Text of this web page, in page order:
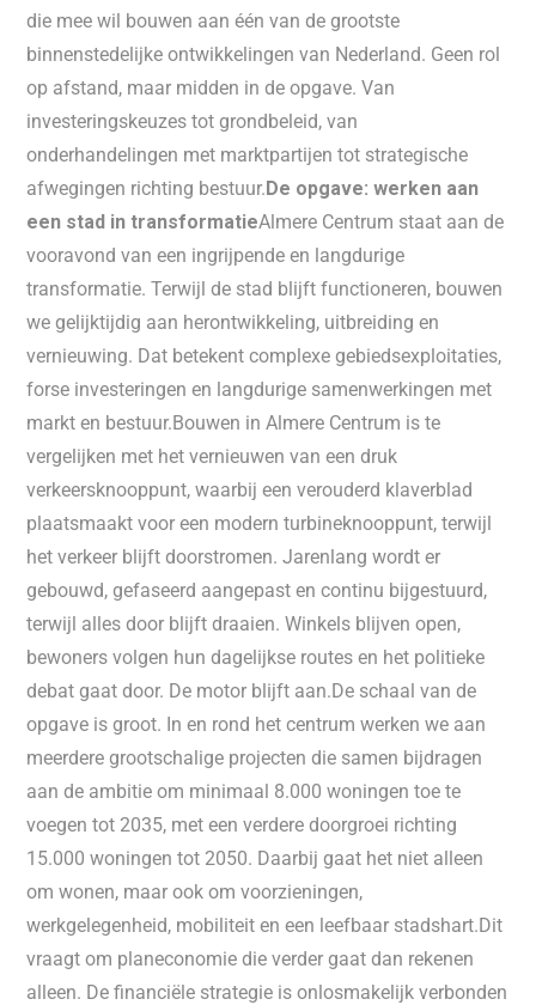
die mee wil bouwen aan één van de grootste
binnenstedelijke ontwikkelingen van Nederland. Geen rol
op afstand, maar midden in de opgave. Van
investeringskeuzes tot grondbeleid, van
onderhandelingen met marktpartijen tot strategische
afwegingen richting bestuur.De opgave: werken aan
een stad in transformatieAlmere Centrum staat aan de
vooravond van een ingrijpende en langdurige
transformatie. Terwijl de stad blijft functioneren, bouwen
we gelijktijdig aan herontwikkeling, uitbreiding en
vernieuwing. Dat betekent complexe gebiedsexploitaties,
forse investeringen en langdurige samenwerkingen met
markt en bestuur.Bouwen in Almere Centrum is te
vergelijken met het vernieuwen van een druk
verkeersknooppunt, waarbij een verouderd klaverblad
plaatsmaakt voor een modern turbineknooppunt, terwijl
het verkeer blijft doorstromen. Jarenlang wordt er
gebouwd, gefaseerd aangepast en continu bijgestuurd,
terwijl alles door blijft draaien. Winkels blijven open,
bewoners volgen hun dagelijkse routes en het politieke
debat gaat door. De motor blijft aan.De schaal van de
opgave is groot. In en rond het centrum werken we aan
meerdere grootschalige projecten die samen bijdragen
aan de ambitie om minimaal 8.000 woningen toe te
voegen tot 2035, met een verdere doorgroei richting
15.000 woningen tot 2050. Daarbij gaat het niet alleen
om wonen, maar ook om voorzieningen,
werkgelegenheid, mobiliteit en een leefbaar stadshart.Dit
vraagt om planeconomie die verder gaat dan rekenen
alleen. De financiële strategie is onlosmakelijk verbonden